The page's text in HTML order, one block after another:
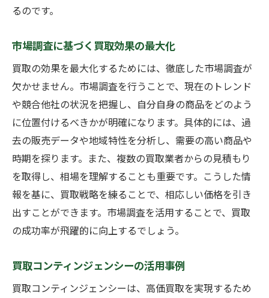
買取業者との交渉を有利に進めるコツ
買取条件を引き出す交渉術
情報を駆使した戦略的交渉
柔軟な姿勢が交渉成功の鍵
事前準備と交渉の重要性
業者の視点を理解して交渉を進める
交渉後のフォローアップで信頼を築く
買取コンティンジェンシーを活用した市場分析
の重要性
市場動向を把握するためのデータ収集
コンティンジェンシーを用いた市場の変化
への対応
るのです。
市場調査に基づく買取効果の最大化
買取の効果を最大化するためには、徹底した市場調査が
欠かせません。市場調査を行うことで、現在のトレンド
や競合他社の状況を把握し、自分自身の商品をどのよう
に位置付けるべきかが明確になります。具体的には、過
去の販売データや地域特性を分析し、需要の高い商品や
時期を探ります。また、複数の買取業者からの見積もり
を取得し、相場を理解することも重要です。こうした情
報を基に、買取戦略を練ることで、相応しい価格を引き
出すことができます。市場調査を活用することで、買取
の成功率が飛躍的に向上するでしょう。
買取コンティンジェンシーの活用事例
買取コンティンジェンシーは、高価買取を実現するため